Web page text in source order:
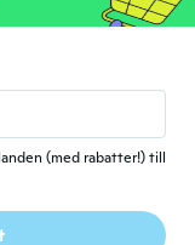
2 uppladdningar
short in
! Not
(med rabatter!) till